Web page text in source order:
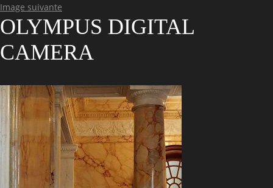
Image suivante
OLYMPUS DIGITAL
CAMERA